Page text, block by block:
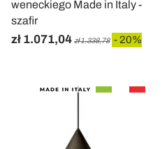
weneckiego Made in Italy -
szafir
zł 1.071,04 zł 1.338,78 - 20%